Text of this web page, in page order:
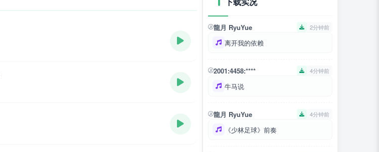
龍月 RyuYue 2分钟前
离开我的依赖
2001:4458:**** 4分钟前
牛马说
龍月 RyuYue 4分钟前
《少林足球》前奏